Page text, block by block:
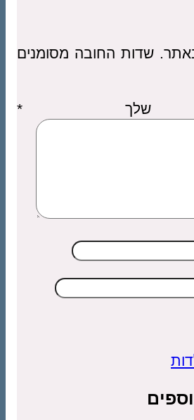
שדות החובה מסומנים
שלך*